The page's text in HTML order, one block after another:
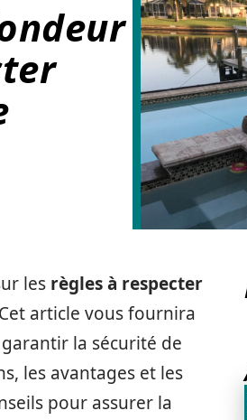
les règles à respecter
article vous fournira
la sécurité de
les avantages et les
pour assurer la